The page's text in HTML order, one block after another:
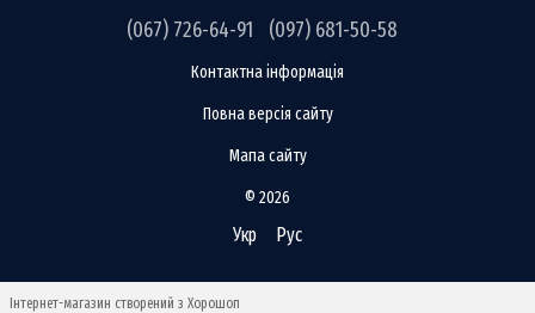
(067) 726-64-91 (097) 681-50-58
Контактна інформація
Повна версія сайту
Мапа сайту
© 2026
Укр Рус
Інтернет-магазин створений з Хорошоп